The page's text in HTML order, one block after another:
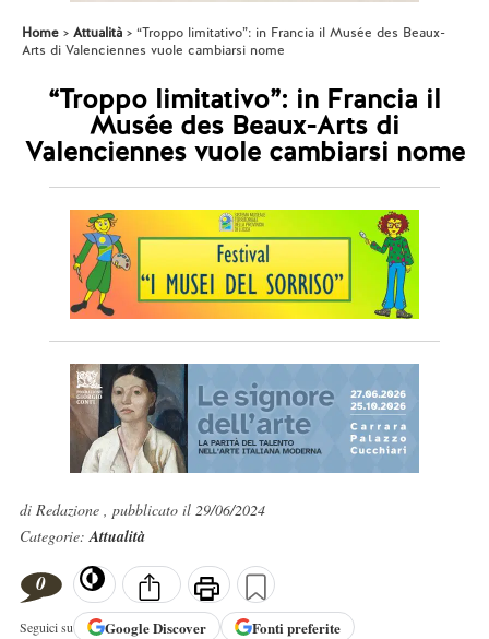
Home Attualità
“Troppo limitativo”: in Francia il Musée des Beaux-
Arts di Valenciennes vuole cambiarsi nome
“Troppo limitativo”: in Francia il
Musée des Beaux-Arts di
Valenciennes vuole cambiarsi nome
di Redazione , pubblicato il 29/06/2024
Categorie:Attualità
0
Seguici su GoogleDiscover Fonti preferite